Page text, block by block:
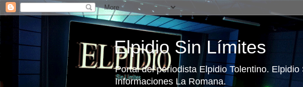
Elpidio Sin Límites
Portal del periodista Elpidio Tolentino.
Informaciones La Romana.